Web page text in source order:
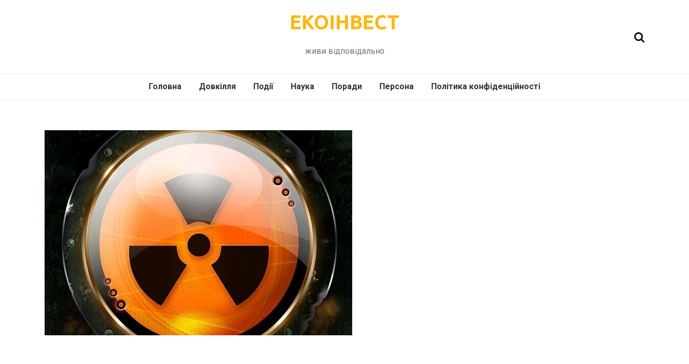
ЕКОІНВЕСТ
живи відповідально
Головна Довкілля
Подорожі
Події
Інше
Наука
Психологія
Технології
Поради
Здоров’я
Сад-Город
Персона Політика конфіденційності